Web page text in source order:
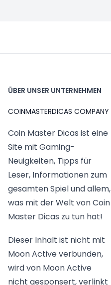
ÜBER UNSER UNTERNEHMEN
COINMASTERDICAS COMPANY
Coin Master Dicas ist eine
Site mit Gaming-
Neuigkeiten, Tipps für
Leser, Informationen zum
gesamten Spiel und allem,
was mit der Welt von Coin
Master Dicas zu tun hat!
Dieser Inhalt ist nicht mit
Moon Active verbunden,
wird von Moon Active
nicht gesponsert, verlinkt